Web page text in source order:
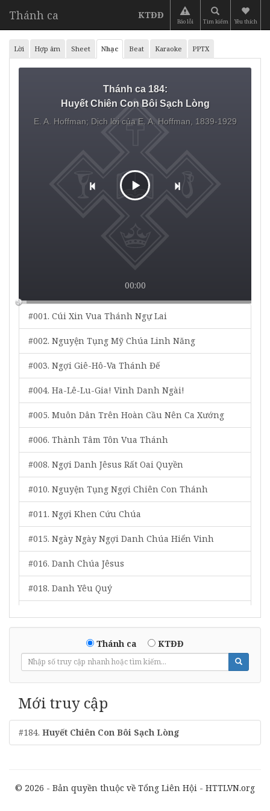
Thánh ca KTĐĐ
Báo lỗi Tìm kiếm Yêu thích
Lời Hợp âm Sheet Nhạc Beat Karaoke PPTX
Thánh ca 184:
Huyết Chiên Con Bôi Sạch Lòng
E. A. Hoffman; Dịch lời của E. A. Hoffman, 1839-1929
00:00
#001. Cúi Xin Vua Thánh Ngự Lai
#002. Nguyện Tụng Mỹ Chúa Linh Năng
#003. Ngợi Giê-Hô-Va Thánh Đế
#004. Ha-Lê-Lu-Gia! Vinh Danh Ngài!
#005. Muôn Dân Trên Hoàn Cầu Nên Ca Xướng
#006. Thành Tâm Tôn Vua Thánh
#008. Ngợi Danh Jêsus Rất Oai Quyền
#010. Nguyện Tụng Ngợi Chiên Con Thánh
#011. Ngợi Khen Cứu Chúa
#015. Ngày Ngày Ngợi Danh Chúa Hiển Vinh
#016. Danh Chúa Jêsus
#018. Danh Yêu Quý
#020. Ngợi Khen Đấng Quân Lâm Muôn Đời
#021. Cứu Chúa Siêu Việt
#022. Ta Bước Lên Si-Ôn
#023. Tôn Vinh Chân Thần
#026. Chúc Cho Đấng Ngồi Trên Ngôi
#033. Dương Quang Tâm Hồn
Thánh ca KTĐĐ
Mới truy cập
#184. Huyết Chiên Con Bôi Sạch Lòng
© 2026 - Bản quyền thuộc về Tổng Liên Hội - HTTLVN.org